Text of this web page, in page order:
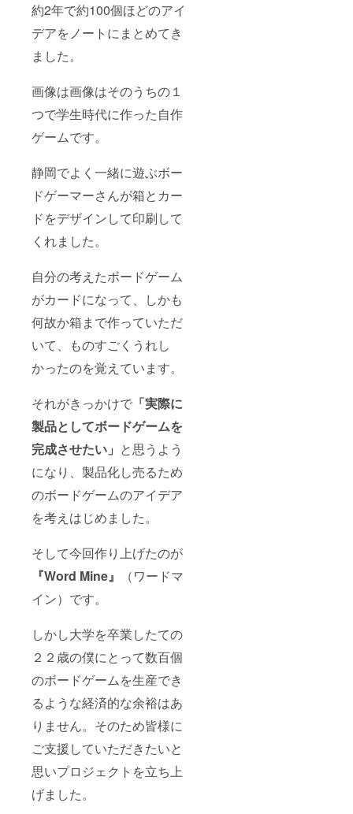
約2年で約100個ほどのアイ
デアをノートにまとめてき
ました。
画像は画像はそのうちの１
つで学生時代に作った自作
ゲームです。
静岡でよく一緒に遊ぶボー
ドゲーマーさんが箱とカー
ドをデザインして印刷して
くれました。
自分の考えたボードゲーム
がカードになって、しかも
何故か箱まで作っていただ
いて、ものすごくうれし
かったのを覚えています。
それがきっかけで 「実際に
製品としてボードゲームを
完成させたい」 と思うよう
になり、製品化し売るため
のボードゲームのアイデア
を考えはじめました。
そして今回作り上げたのが
『Word Mine』
（ワードマ
イン）です。
しかし大学を卒業したての
２２歳の僕にとって数百個
のボードゲームを生産でき
るような経済的な余裕はあ
りません。そのため皆様に
ご支援していただきたいと
思いプロジェクトを立ち上
げました。